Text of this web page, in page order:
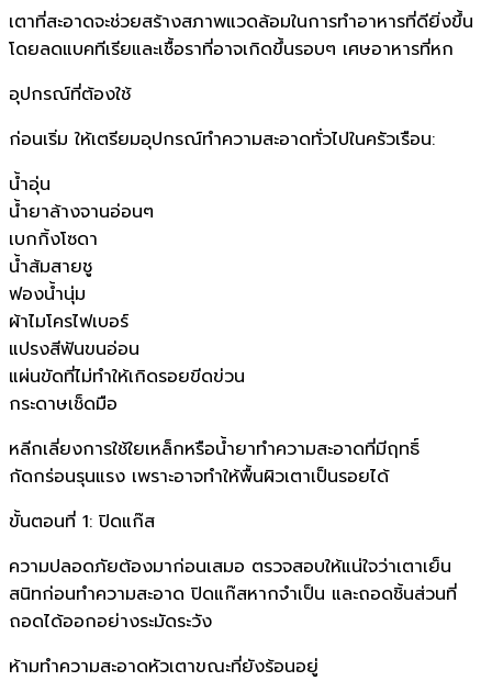
เตาที่สะอาดจะช่วยสร้างสภาพแวดล้อมในการทำอาหารที่ดียิ่งขึ้น
โดยลดแบคทีเรียและเชื้อราที่อาจเกิดขึ้นรอบๆ เศษอาหารที่หก
อุปกรณ์ที่ต้องใช้
ก่อนเริ่ม ให้เตรียมอุปกรณ์ทำความสะอาดทั่วไปในครัวเรือน:
น้ำอุ่น
น้ำยาล้างจานอ่อนๆ
เบกกิ้งโซดา
น้ำส้มสายชู
ฟองน้ำนุ่ม
ผ้าไมโครไฟเบอร์
แปรงสีฟันขนอ่อน
แผ่นขัดที่ไม่ทำให้เกิดรอยขีดข่วน
กระดาษเช็ดมือ
หลีกเลี่ยงการใช้ใยเหล็กหรือน้ำยาทำความสะอาดที่มีฤทธิ์
กัดกร่อนรุนแรง เพราะอาจทำให้พื้นผิวเตาเป็นรอยได้
ขั้นตอนที่ 1: ปิดแก๊ส
ความปลอดภัยต้องมาก่อนเสมอ ตรวจสอบให้แน่ใจว่าเตาเย็น
สนิทก่อนทำความสะอาด ปิดแก๊สหากจำเป็น และถอดชิ้นส่วนที่
ถอดได้ออกอย่างระมัดระวัง
ห้ามทำความสะอาดหัวเตาขณะที่ยังร้อนอยู่